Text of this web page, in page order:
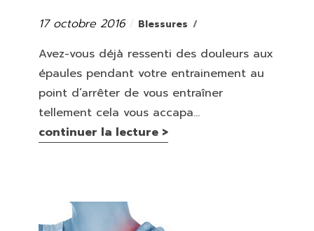
Publié
17 octobre 2016 Catégories
Blessures
Avez-vous déjà ressenti des douleurs aux
épaules pendant votre entrainement au
point d’arrêter de vous entraîner
tellement cela vous accapa...
continuer la lecture >